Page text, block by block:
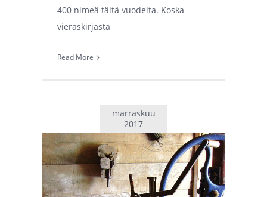
400 nimeä tältä vuodelta. Koska
vieraskirjasta
Read More
marraskuu
2017